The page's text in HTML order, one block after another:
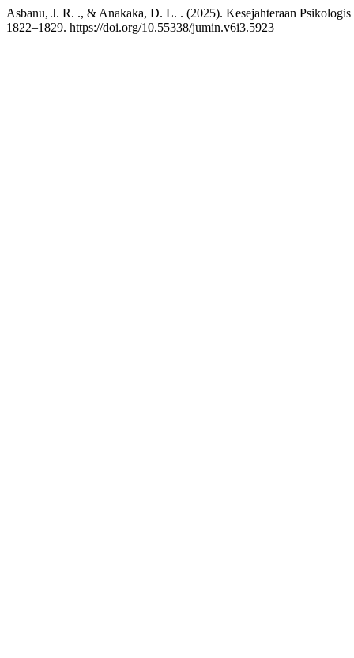
Asbanu, J. R. ., & Anakaka, D. L. . (2025). Kesejahteraan
1822–1829. https://doi.org/10.55338/jumin.v6i3.5923